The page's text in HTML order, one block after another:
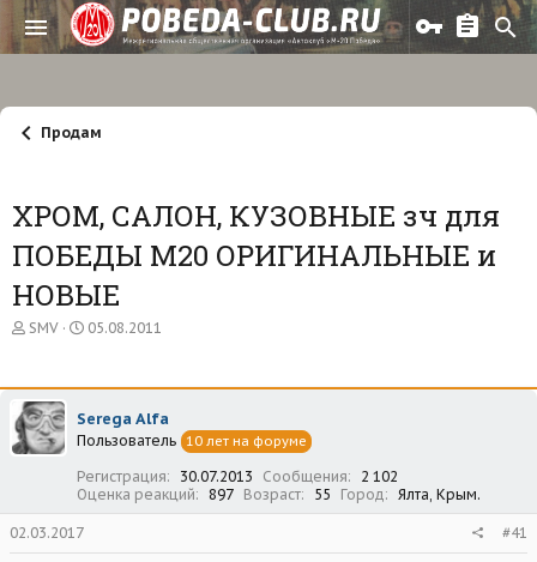
Продам
ХРОМ, САЛОН, КУЗОВНЫЕ зч для
ПОБЕДЫ М20 ОРИГИНАЛЬНЫЕ и
НОВЫЕ
А
о
р
т
е
SMV
Д
а
а
ч
л
а
05.08.2011
Serega Alfa
Пользователь 10 лет на форуме
Регистрация 30.07.2013 Сообщения
2 102
Оценка реакций
897 Возраст 55 Город Ялта, Крым.
02.03.2017 #41